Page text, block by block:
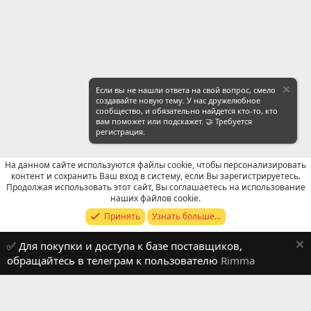
Russian (RU)
Обратная связь
Условия и правила
Политика конфиденциальности
Помощь
R
Если вы не нашли ответа на свой вопрос, смело
создавайте новую тему. У нас дружелюбное
сообщество, и обязательно найдется кто-то, кто
вам поможет или подскажет. 🤝 Требуется
регистрация.
На данном сайте используются файлы cookie, чтобы персонализировать
контент и сохранить Ваш вход в систему, если Вы зарегистрируетесь.
Продолжая использовать этот сайт, Вы соглашаетесь на использование
наших файлов cookie.
Принять
Узнать больше...
✅ Для покупки и доступа к базе поставщиков,
обращайтесь в телеграм к пользователю Rimma